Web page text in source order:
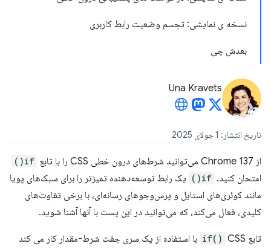
نسخه ی نمایشی: تجسم وضعیت رابط کاربری
بعدش چی
Una Kravets
تاریخ انتشار: 1 جولای 2025
از Chrome 137 می‌توانید شرط‌های درون خطی CSS را با تابع if()
امتحان کنید. if()
یک رابط توسعه‌دهنده تمیزتر را برای سبک‌های پویا
مانند کوئری‌های استایل و پرس‌وجوهای رسانه‌ای، با برخی تفاوت‌های
کلیدی، فعال می‌کند، که می‌توانید در این پست با آنها آشنا شوید.
تابع if() CSS با استفاده از یک سری جفت شرط-مقدار کار می کند